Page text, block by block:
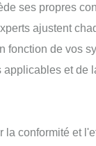
ses propres
ajustent
fonction de vos
applicables et de
la conformité et